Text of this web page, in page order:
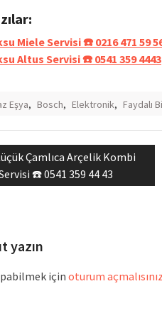
Miele Servisi ☎️ 0216 471 59
Altus Servisi ☎️ 0541 359 4443
Eşya, Bosch, Elektronik, Faydalı
Çamlıca Arçelik Kombi
☎️ 0541 359 44 43
yazın
içinoturum açmalısınız